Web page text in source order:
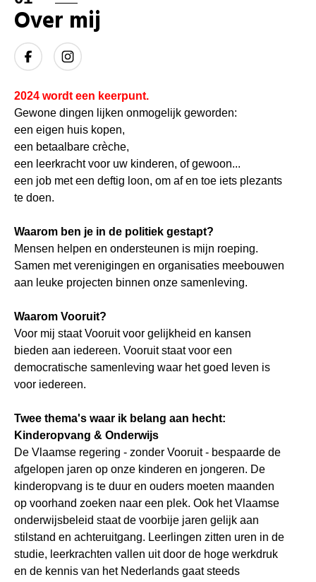
Over mij
2024 wordt een keerpunt.
Gewone dingen lijken onmogelijk geworden:
een eigen huis kopen,
een betaalbare crèche,
een leerkracht voor uw kinderen, of gewoon...
een job met een deftig loon, om af en toe iets plezants
te doen.
Waarom ben je in de politiek gestapt?
Mensen helpen en ondersteunen is mijn roeping.
Samen met verenigingen en organisaties meebouwen
aan leuke projecten binnen onze samenleving.
Waarom Vooruit?
Voor mij staat Vooruit voor gelijkheid en kansen
bieden aan iedereen. Vooruit staat voor een
democratische samenleving waar het goed leven is
voor iedereen.
Twee thema's waar ik belang aan hecht:
Kinderopvang & Onderwijs
De Vlaamse regering - zonder Vooruit - bespaarde de
afgelopen jaren op onze kinderen en jongeren. De
kinderopvang is te duur en ouders moeten maanden
op voorhand zoeken naar een plek. Ook het Vlaamse
onderwijsbeleid staat de voorbije jaren gelijk aan
stilstand en achteruitgang. Leerlingen zitten uren in de
studie, leerkrachten vallen uit door de hoge werkdruk
en de kennis van het Nederlands gaat steeds